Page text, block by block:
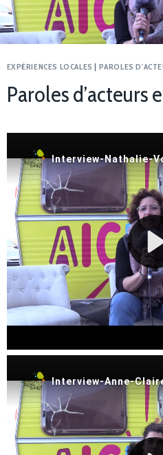
EXPÉRIENCES LOCALES | PAROLES
Paroles d’acteurs